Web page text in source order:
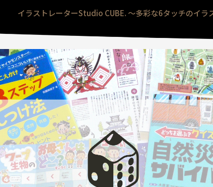
イラストレーターStudio CUBE. 〜多彩な6タッチのイ